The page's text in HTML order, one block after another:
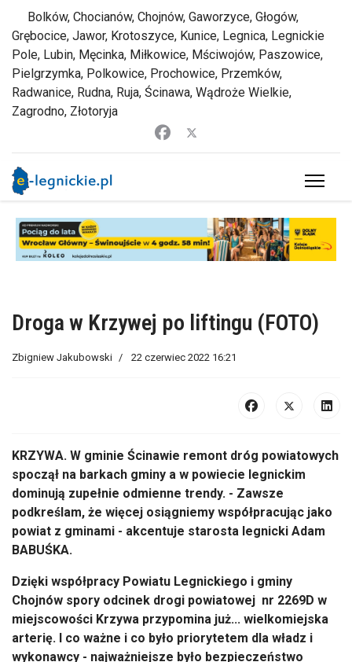
Bolków, Chocianów, Chojnów, Gaworzyce, Głogów,
Grębocice, Jawor, Krotoszyce, Kunice, Legnica, Legnickie
Pole, Lubin, Męcinka, Miłkowice, Mściwojów, Paszowice,
Pielgrzymka, Polkowice, Prochowice, Przemków,
Radwanice, Rudna, Ruja, Ścinawa, Wądroże Wielkie,
Zagrodno, Złotoryja
Zbigniew Jakubowski 22 czerwiec 2022 16:21
KRZYWA. W gminie Ścinawie remont dróg powiatowych
dominują zupełnie odmienne trendy. - Zawsze
podkreślam, że więcej osiągniemy współpracując jako
powiat z gminami - akcentuje starosta legnicki Adam
BABUŚKA.
Dzięki współpracy Powiatu Legnickiego i gminy
Chojnów spory odcinek drogi powiatowej nr 2269D w
miejscowości Krzywa przypomina już... wielkomiejska
arterię. I co ważne i co było priorytetem dla władz i
wykonawcy - najważniejsze było bezpieczeństwo
uczniów miejscowej szkoły podstawowej. Wartość
inwestycji to ponad 826 tysięcy zł. Dofinansowanie w